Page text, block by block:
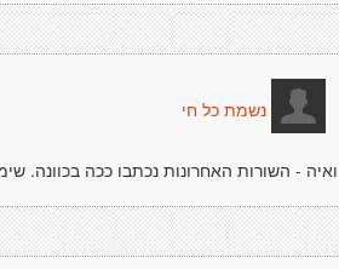
נשמת כל חי
ואיה - השורות האחרונות נכתבו ככה בכוונה.